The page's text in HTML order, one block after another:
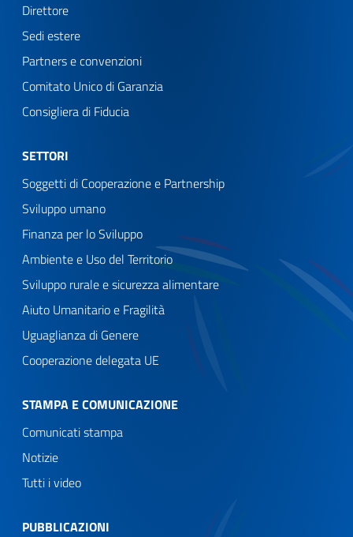
Direttore
Sedi estere
Partners e convenzioni
Comitato Unico di Garanzia
Consigliera di Fiducia
SETTORI
Soggetti di Cooperazione e Partnership
Sviluppo umano
Finanza per lo Sviluppo
Ambiente e Uso del Territorio
Sviluppo rurale e sicurezza alimentare
Aiuto Umanitario e Fragilità
Uguaglianza di Genere
Cooperazione delegata UE
STAMPA E COMUNICAZIONE
Comunicati stampa
Notizie
Tutti i video
PUBBLICAZIONI